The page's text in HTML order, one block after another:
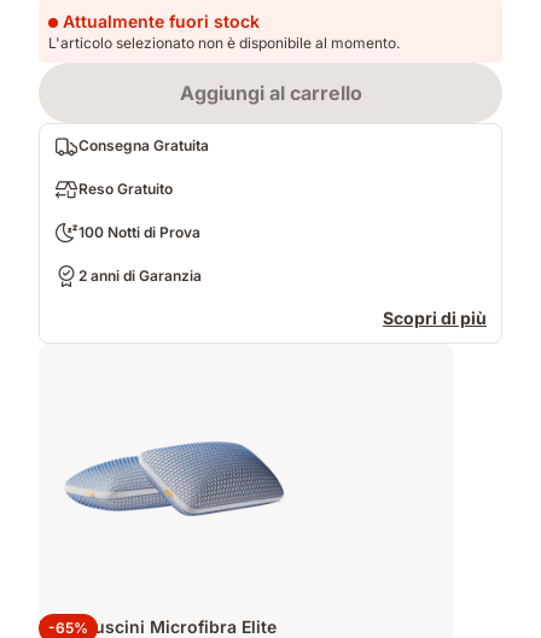
Loading
Attualmente fuori stock
L'articolo selezionato non è disponibile al momento.
Aggiungi al carrello
Consegna Gratuita
Reso Gratuito
100 Notti di Prova
2 anni di Garanzia
Scopri di più
-65%
Kit 2 Cuscini Microfibra Elite